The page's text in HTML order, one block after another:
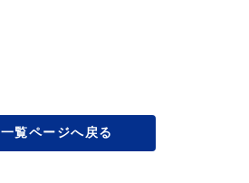
一覧ページへ戻る